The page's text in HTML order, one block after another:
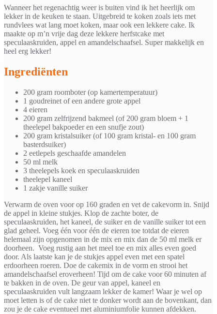
Wanneer het regenachtig weer is buiten vind ik het heerlijk om
lekker in de keuken te staan. Uitgebreid te koken zoals iets met
rundvlees wat lang moet koken, maar ook een lekkere cake. Ik
maakte op m’n vrije dag deze lekkere herfstcake met
speculaaskruiden, appel en amandelschaafsel. Super makkelijk en
heel erg lekker!
Ingrediënten
200 gram roomboter (op kamertemperatuur)
1 goudreinet of een andere grote appel
4 eieren
200 gram zelfrijzend bakmeel (of 200 gram bloem + 1
theelepel bakpoeder en een snufje zout)
200 gram kristalsuiker (of 100 gram kristal- en 100 gram
basterdsuiker)
2 eetlepels geschaafde amandelen
50 ml melk
3 theelepels koek en speculaaskruiden
theelepel kaneel
1 zakje vanille suiker
Verwarm de oven voor op 160 graden en vet de cakevorm in. Snijd
de appel in kleine stukjes. Klop de zachte boter, de
speculaaskruiden, het kaneel, de suiker en de vanille suiker tot een
glad geheel. Voeg één voor één de eieren toe totdat de eieren
helemaal zijn opgenomen in de mix en mix dan de 50 ml melk er
doorheen. Voeg rustig aan het meel toe en mix alles even goed
door. Als laatste kan je de stukjes appel even met een spatel
erdoorheen roeren. Doe de cakemix in de vorm en strooi het
amandelschaafsel eroverheen! Tijd om de cake voor 60 minuten af
te bakken in de oven. De geur van appel, kaneel en
speculaaskruiden vult langzaam lekker de kamer! Waar je wel op
moet letten is of de cake niet te donker wordt aan de bovenkant, dan
zou je de cake eventueel met aluminiumfolie kunnen afdekken.